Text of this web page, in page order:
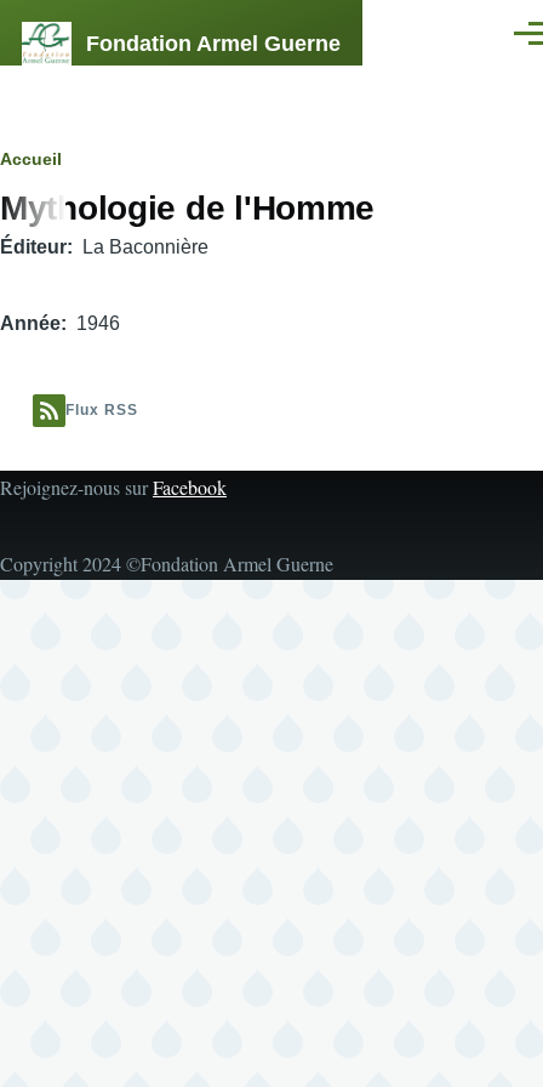
Fondation Armel Guerne
Fil
d'Ariane
Accueil
Mythologie de l'Homme
Éditeur La Baconnière
Année 1946
Flux RSS
Rejoignez-nous surFacebook
Copyright 2024 ©Fondation Armel Guerne